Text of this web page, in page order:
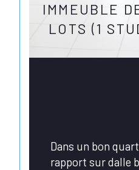
IMMEUBLE
LOTS (1
Dans un bon
rapport sur dalle